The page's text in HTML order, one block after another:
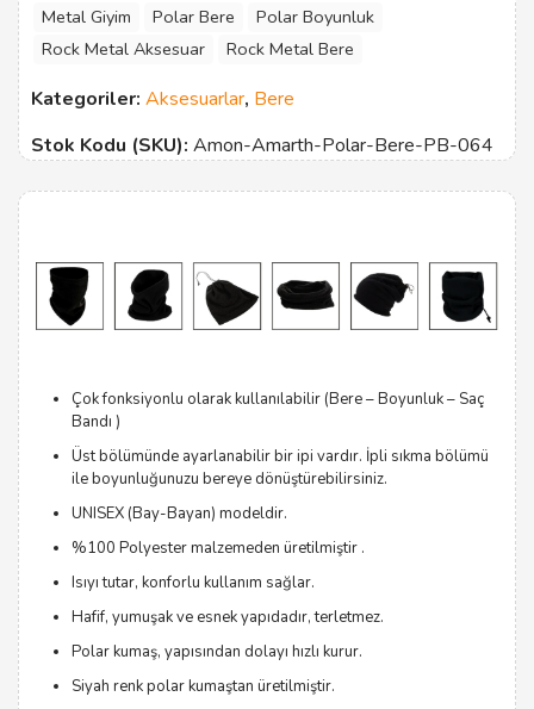
Metal Giyim
Polar Bere
Polar Boyunluk
Rock Metal Aksesuar
Rock Metal Bere
Kategoriler: Aksesuarlar, Bere
Stok Kodu (SKU): Amon-Amarth-Polar-Bere-PB-064
Çok fonksiyonlu olarak kullanılabilir (Bere – Boyunluk – Saç
Bandı )
Üst bölümünde ayarlanabilir bir ipi vardır. İpli sıkma bölümü
ile boyunluğunuzu bereye dönüştürebilirsiniz.
UNISEX (Bay-Bayan) modeldir.
%100 Polyester malzemeden üretilmiştir .
Isıyı tutar, konforlu kullanım sağlar.
Hafif, yumuşak ve esnek yapıdadır, terletmez.
Polar kumaş, yapısından dolayı hızlı kurur.
Siyah renk polar kumaştan üretilmiştir.